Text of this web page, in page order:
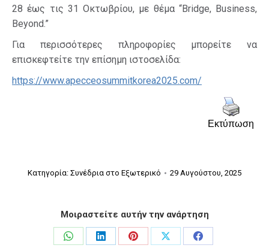
28 έως τις 31 Οκτωβρίου, με θέμα “Bridge, Business,
Beyond.”
Για περισσότερες πληροφορίες μπορείτε να
επισκεφτείτε την επίσημη ιστοσελίδα:
https://www.apecceosummitkorea2025.com/
Εκτύπωση
Κατηγορία: Συνέδρια στο Εξωτερικό 29 Αυγούστου, 2025
Μοιραστείτε αυτήν την ανάρτηση
Share
Share
Share
Share
Share